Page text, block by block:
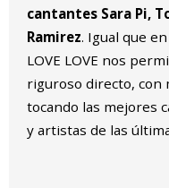
cantantes Sara Pi,
Ramirez. Igual que
LOVE LOVE nos
riguroso directo, con
tocando las mejores
y artistas de las